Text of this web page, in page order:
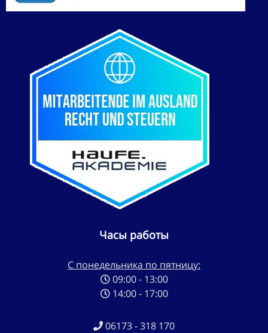
Часы работы
С понедельника по пятницу:
09:00 - 13:00
14:00 - 17:00
06173 - 318 170